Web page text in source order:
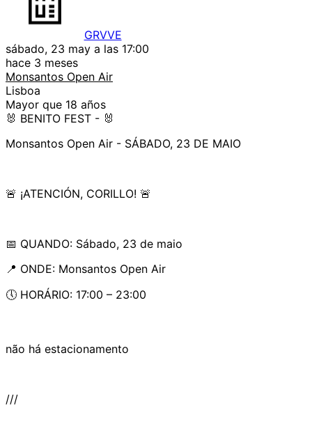
GRVVE
sábado, 23 may a las 17:00
hace 3 meses
Monsantos Open Air
Lisboa
Mayor que 18 años
🐰 BENITO FEST - 🐰
Monsantos Open Air - SÁBADO, 23 DE MAIO
🚨 ¡ATENCIÓN, CORILLO! 🚨
📅 QUANDO: Sábado, 23 de maio
📍 ONDE: Monsantos Open Air
🕔 HORÁRIO: 17:00 – 23:00
não há estacionamento
///